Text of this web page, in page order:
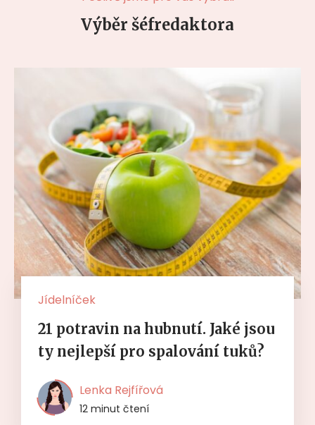
Výběr šéfredaktora
Jídelníček
21 potravin na hubnutí. Jaké jsou
ty nejlepší pro spalování tuků?
Lenka Rejfířová
12 minut čtení